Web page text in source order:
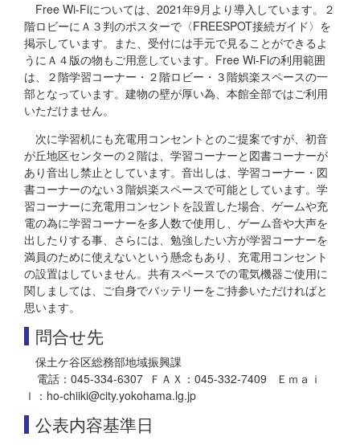
Free Wi-Fiについては、2021年9月より導入しています。２
階ロビーにＡ３判のポスターで〈FREESPOT接続ガイド〉を
掲示しています。また、受付には手元で見ることができるよ
うにＡ４版の物もご用意しています。Free Wi-Fiの利用範囲
は、２階学習コーナー・２階ロビー・３階娯楽スペースの一
部となっています。建物の壁が厚い為、本館全部ではご利用
いただけません。
次に学習机にも充電用コンセントとのご提案ですが、初音
が丘地区センターの２階は、学習コーナーと図書コーナーが
あり音出し禁止としています。音出しは、学習コーナー・図
書コーナーのない３階娯楽スペースで可能としています。学
習コーナーに充電用コンセントを設置した場合、ゲームや充
電の為に学習コーナーを多人数で使用し、ゲーム音や大声を
出したりする事、さらには、勉強したい方が学習コーナーを
満員のために使えないという懸念もあり、充電用コンセント
の設置はしていません。共有スペースでの電気機器ご使用に
関しましては、ご自身でバッテリーをご持参いただければと
思います。
問合せ先
保土ケ谷区総務部地域振興課
電話：045-334-6307 ＦＡＸ：045-332-7409 Ｅｍａｉ
ｌ：ho-chiiki@city.yokohama.lg.jp
公表内容基準日